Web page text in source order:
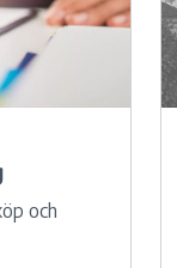
och